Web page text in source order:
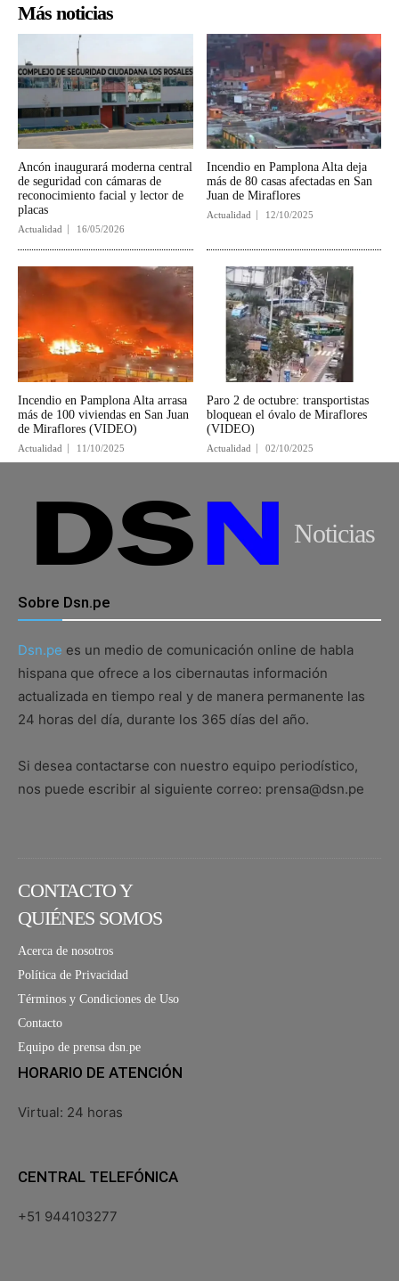
Más noticias
Ancón inaugurará moderna central
de seguridad con cámaras de
reconocimiento facial y lector de
placas
Actualidad 16/05/2026
Incendio en Pamplona Alta deja
más de 80 casas afectadas en San
Juan de Miraflores
Actualidad 12/10/2025
Incendio en Pamplona Alta arrasa
más de 100 viviendas en San Juan
de Miraflores (VIDEO)
Actualidad 11/10/2025
Paro 2 de octubre: transportistas
bloquean el óvalo de Miraflores
(VIDEO)
Actualidad 02/10/2025
Noticias
Sobre Dsn.pe
Dsn.pe es un medio de comunicación online de habla
hispana que ofrece a los cibernautas información
actualizada en tiempo real y de manera permanente las
24 horas del día, durante los 365 días del año.
Si desea contactarse con nuestro equipo periodístico,
nos puede escribir al siguiente correo: prensa@dsn.pe
CONTACTO Y
QUIÉNES SOMOS
Acerca de nosotros
Política de Privacidad
Términos y Condiciones de Uso
Contacto
Equipo de prensa dsn.pe
HORARIO DE ATENCIÓN
Virtual: 24 horas
CENTRAL TELEFÓNICA
+51 944103277